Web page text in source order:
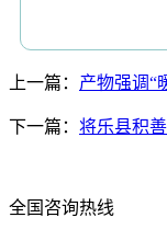
上一篇： 产物强调“
下一篇： 将乐县积
全国咨询热线